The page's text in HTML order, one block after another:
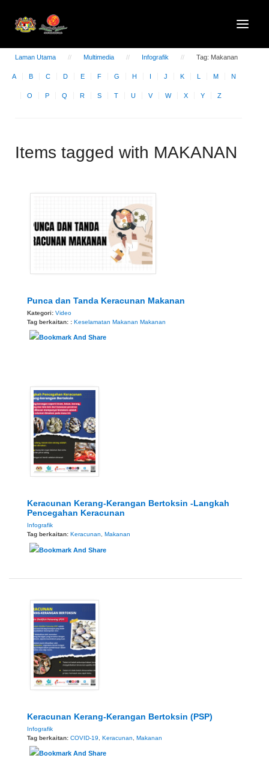
Laman Utama Multimedia Infografik Tag: Makanan
A B C D E F G H I J K L M N
O P Q R S T U V W X Y Z
Items tagged with MAKANAN
Punca dan Tanda Keracunan Makanan
Kategori: Video
Tag berkaitan: : Keselamatan Makanan Makanan
Keracunan Kerang-Kerangan Bertoksin -Langkah
Pencegahan Keracunan
Infografik
Tag berkaitan: Keracunan, Makanan
Keracunan Kerang-Kerangan Bertoksin (PSP)
Infografik
Tag berkaitan: COVID-19, Keracunan, Makanan